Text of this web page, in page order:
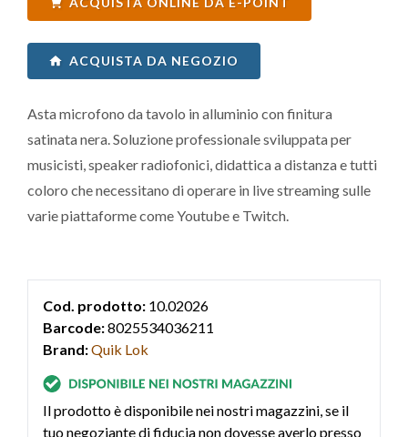
ACQUISTA DA NEGOZIO
Asta microfono da tavolo in alluminio con finitura
satinata nera. Soluzione professionale sviluppata per
musicisti, speaker radiofonici, didattica a distanza e tutti
coloro che necessitano di operare in live streaming sulle
varie piattaforme come Youtube e Twitch.
Cod. prodotto: 10.02026
Barcode:8025534036211
Brand:Quik Lok
Il prodotto è disponibile nei nostri magazzini, se il
tuo negoziante di fiducia non dovesse averlo presso